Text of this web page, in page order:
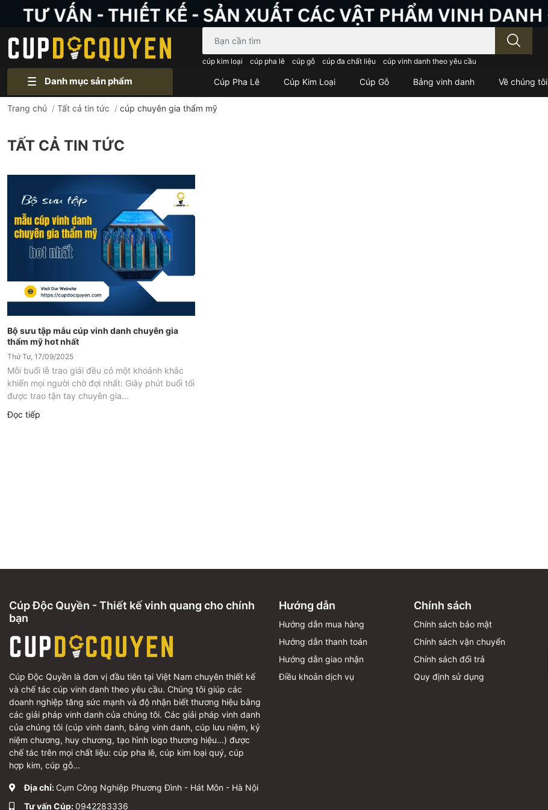
cúp kim loại cúp pha lê cúp gỗ cúp đa chất liệu cúp vinh danh theo yêu cầu
Danh mục sản phẩm Cúp Pha Lê Cúp Kim Loại Cúp Gỗ Bảng vinh danh Về chúng tôi
Trang chủ / Tất cả tin tức / cúp chuyên gia thẩm mỹ
TẤT CẢ TIN TỨC
Bộ sưu tập mẫu cúp vinh danh chuyên gia
thẩm mỹ hot nhất
Thứ Tư, 17/09/2025
Mỗi buổi lễ trao giải đều có một khoảnh khắc
khiến mọi người chờ đợi nhất: Giây phút buổi tối
được trao tận tay chuyên gia...
Đọc tiếp
Cúp Độc Quyền - Thiết kế vinh quang cho chính
bạn
Cúp Độc Quyền là đơn vị đầu tiên tại Việt Nam chuyên thiết kế
và chế tác cúp vinh danh theo yêu cầu. Chúng tôi giúp các
doanh nghiệp tăng sức mạnh và độ nhận biết thương hiệu bằng
các giải pháp vinh danh của chúng tôi. Các giải pháp vinh danh
của chúng tôi (cúp vinh danh, bảng vinh danh, cúp lưu niệm, kỷ
niệm chương, huy chương, tạo hình logo thương hiệu...) được
chế tác trên mọi chất liệu: cúp pha lê, cúp kim loại quý, cúp
hợp kim, cúp gỗ...
Địa chỉ: Cụm Công Nghiệp Phương Đình - Hát Môn - Hà Nội
Tư vấn Cúp:0942283336
Hướng dẫn
Hướng dẫn mua hàng
Hướng dẫn thanh toán
Hướng dẫn giao nhận
Điều khoản dịch vụ
Chính sách
Chính sách bảo mật
Chính sách vận chuyển
Chính sách đổi trả
Quy định sử dụng